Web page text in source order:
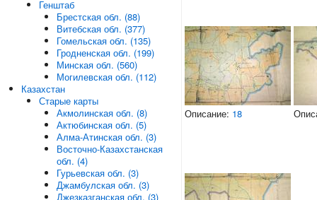
Описание: 18
Генштаб
Брестская обл. (88)
Витебская обл. (377)
Гомельская обл. (135)
Гродненская обл. (199)
Минская обл. (560)
Могилевская обл. (112)
Казахстан
Старые карты
Акмолинская обл. (8)
Актюбинская обл. (5)
Алма-Атинская обл. (3)
Восточно-Казахстанская
обл. (4)
Гурьевская обл. (3)
Джамбулская обл. (3)
Джезказганская обл. (3)